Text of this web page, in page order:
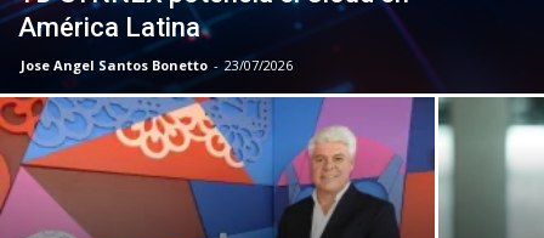
América Latina
Jose Angel Santos Bonetto - 23/07/2026